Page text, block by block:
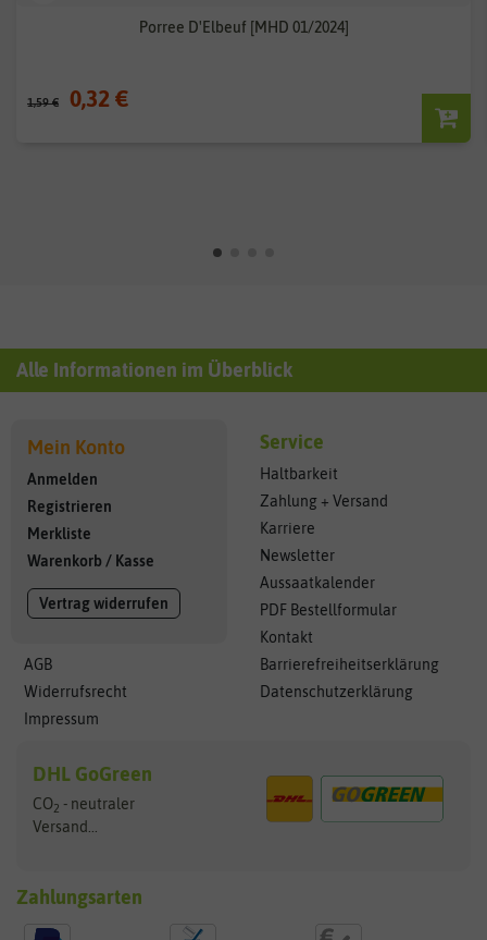
Porree D'Elbeuf [MHD 01/2024]
1,59 € 0,32 €
Alle Informationen im Überblick
Mein Konto
Anmelden
Registrieren
Merkliste
Warenkorb / Kasse
Vertrag widerrufen
AGB
Widerrufsrecht
Impressum
Service
Haltbarkeit
Zahlung + Versand
Karriere
Newsletter
Aussaatkalender
PDF Bestellformular
Kontakt
Barrierefreiheitserklärung
Datenschutzerklärung
DHL GoGreen
CO2 - neutraler
Versand...
Zahlungsarten